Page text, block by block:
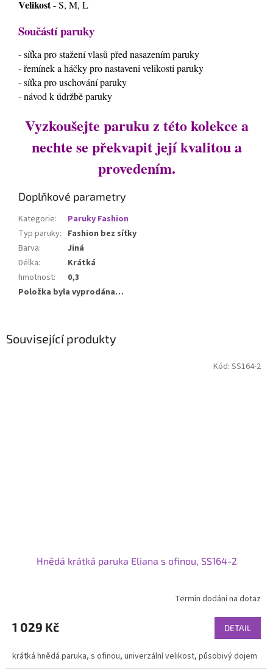
Související produkty
Hnědá krátká paruka Eliana s ofinou, SS164-2
Termín dodání na dotaz
1 029 Kč DETAIL
krátká hnědá paruka, s ofinou, univerzální velikost, působivý dojem
Kód: SS164-2
Velikost- S, M, L
Součástí paruky
- síťka pro stažení vlasů před nasazením paruky
- řemínek a háčky pro nastaveni velikosti paruky
- síťka pro uschování paruky
- návod k údržbě paruky
Vyzkoušejte paruku z této kolekce a
nechte se překvapit její kvalitou a
provedením.
Doplňkové parametry
Kategorie:
Paruky Fashion
Typ paruky: Fashion bez síťky
Barva:
Jiná
Délka:
Krátká
hmotnost:
0,3
Položka byla vyprodána…